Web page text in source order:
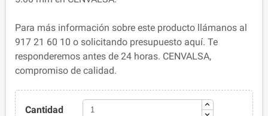
Para más información sobre este producto llámanos al
917 21 60 10 o solicitando presupuesto aquí. Te
responderemos antes de 24 horas. CENVALSA,
compromiso de calidad.
Cantidad